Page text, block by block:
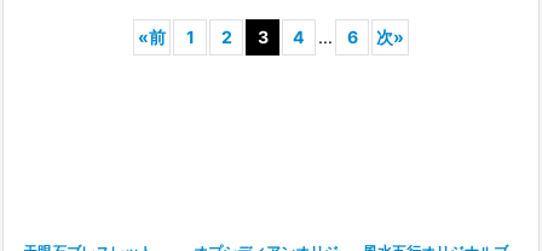
«前 1 2 3 4 ... 6 次»